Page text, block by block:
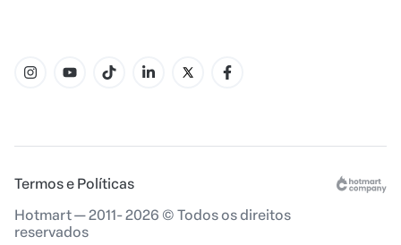
Termos e Políticas
Hotmart — 2011- 2026 © Todos os direitos
reservados